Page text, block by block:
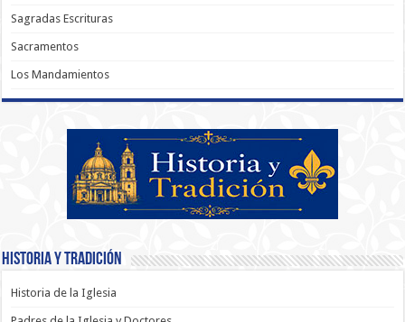
Sagradas Escrituras
Sacramentos
Los Mandamientos
Historia y Tradición
Historia de la Iglesia